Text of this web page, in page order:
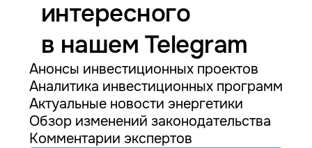
интересного
в нашем Telegram
Анонсы инвестиционных проектов
Аналитика инвестиционных программ
Актуальные новости энергетики
Обзор изменений законодательства
Комментарии экспертов